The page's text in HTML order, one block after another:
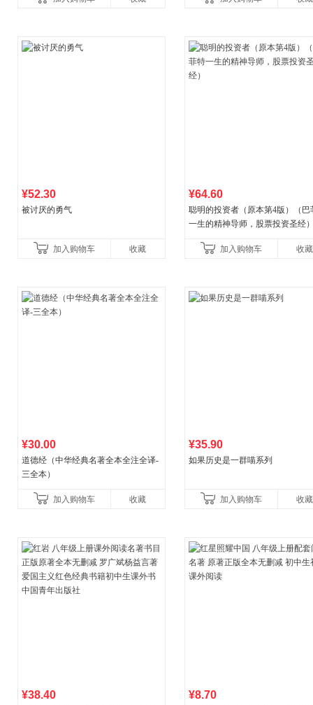
¥52.30
被讨厌的勇气
加入购物车 收藏
¥64.60
聪明的投资者（原本第4版）（巴
一生的精神导师，股票投资圣经
加入购物车 收藏
¥30.00
道德经（中华经典名著全本全注全译-
三全本）
加入购物车 收藏
¥35.90
如果历史是一群喵系列
加入购物车 收藏
¥38.40 ¥8.70